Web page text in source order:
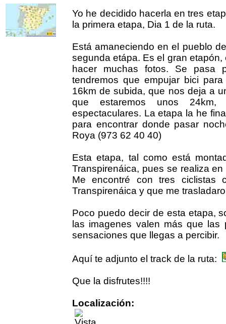
Yo he decidido hacerla en tres
la primera etapa, Dia 1 de la ruta.
Está amaneciendo en el pueblo
segunda etápa. Es el gran
hacer muchas fotos. Se pasa
tendremos que empujar bici
16km de subida, que nos deja a
que estaremos unos 24km,
espectaculares. La etapa la he
para encontrar donde pasar
Roya (973 62 40 40)
Esta etapa, tal como está
Transpirenáica, pues se realiza
Me encontré con tres ciclistas
Transpirenáica y que me
Poco puedo decir de esta etapa,
las imagenes valen más que
sensaciones que llegas a percibir.
Aquí te adjunto el track de la ruta:
Que la disfrutes!!!!
Localización: